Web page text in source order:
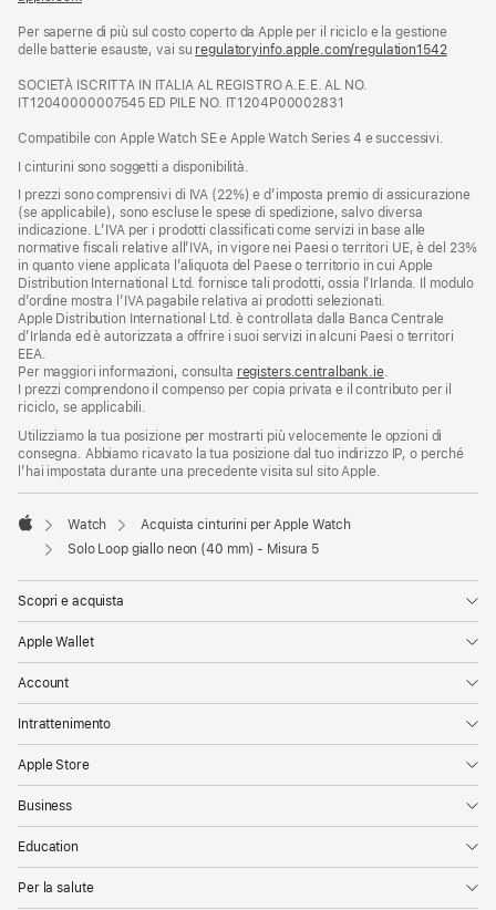
una
nuova
Per saperne di più sul costo coperto da Apple per il riciclo e la gestione
delle batterie esauste, vai su regulatoryinfo.apple.com/regulation1542(si
SOCIETÀ ISCRITTA IN ITALIA AL REGISTRO A.E.E. AL NO.
IT12040000007545 ED PILE NO. IT1204P00002831
Compatibile con Apple Watch SE e Apple Watch Series 4 e successivi.
I cinturini sono soggetti a disponibilità.
I prezzi sono comprensivi di IVA (22%) e d’imposta premio di assicurazione
(se applicabile), sono escluse le spese di spedizione, salvo diversa
indicazione. L’IVA per i prodotti classificati come servizi in base alle
normative fiscali relative all’IVA, in vigore nei Paesi o territori UE, è del 23%
in quanto viene applicata l’aliquota del Paese o territorio in cui Apple
Distribution International Ltd. fornisce tali prodotti, ossia l’Irlanda. Il modulo
d’ordine mostra l’IVA pagabile relativa ai prodotti selezionati.
Apple Distribution International Ltd. è controllata dalla Banca Centrale
d’Irlanda ed è autorizzata a offrire i suoi servizi in alcuni Paesi o territori
EEA.
Per maggiori informazioni, consulta registers.centralbank.ie.
I prezzi comprendono il compenso per copia privata e il contributo per il
riciclo, se applicabili.
Utilizziamo la tua posizione per mostrarti più velocemente le opzioni di
consegna. Abbiamo ricavato la tua posizione dal tuo indirizzo IP, o perché
l’hai impostata durante una precedente visita sul sito Apple.
Apple
Watch
Acquista cinturini per Apple Watch
Solo Loop giallo neon (40 mm) - Misura 5
Scopri e acquista
Apple Wallet
Account
Intrattenimento
Apple Store
Business
Education
Per la salute